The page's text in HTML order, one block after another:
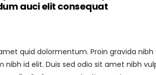
auci elit consequat
quid dolormentum. Proin gravida
nibh id elit. Duis sed odio sit amet nibh